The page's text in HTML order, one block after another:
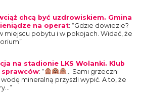
chcą być uzdrowiskiem. Gmina
na operat: “Gdzie dowiezie?
miejscu pobytu i w pokojach. Widać, że
”
na stadionie LKS Wolanki. Klub
sprawców: “
… Sami grzeczni
mineralną przyszli wypić. A to, że
”